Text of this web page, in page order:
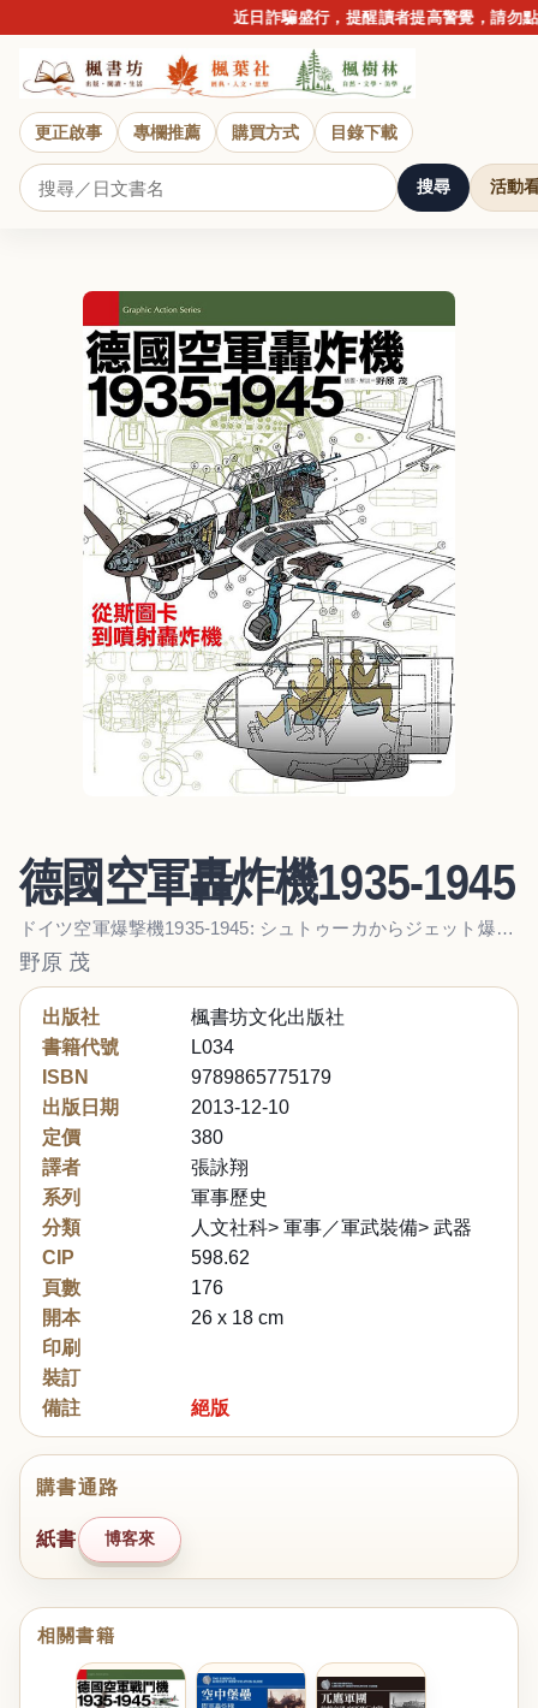
近日詐騙盛行，提醒讀者提高警覺，請勿點擊不
更正啟事 專欄推薦 購買方式 目錄下載
搜尋 活動
德國空軍轟炸機1935-1945
ドイツ空軍爆撃機1935-1945: シュトゥーカからジェット爆撃機まで
野原 茂
出版社
楓書坊文化出版社
書籍代號
L034
ISBN
9789865775179
出版日期
2013-12-10
定價
380
譯者
張詠翔
系列
軍事歷史
分類
人文社科> 軍事／軍武裝備> 武器
CIP
598.62
頁數
176
開本
26 x 18 cm
印刷
裝訂
備註
絕版
購書通路
紙書 博客來
相關書籍